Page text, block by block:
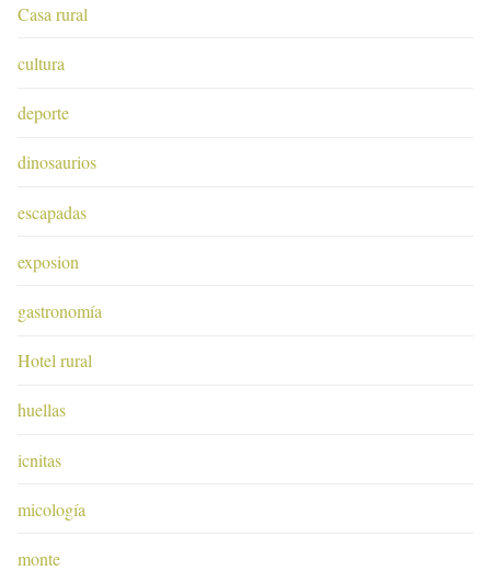
Casa rural
cultura
deporte
dinosaurios
escapadas
exposion
gastronomía
Hotel rural
huellas
icnitas
micología
monte